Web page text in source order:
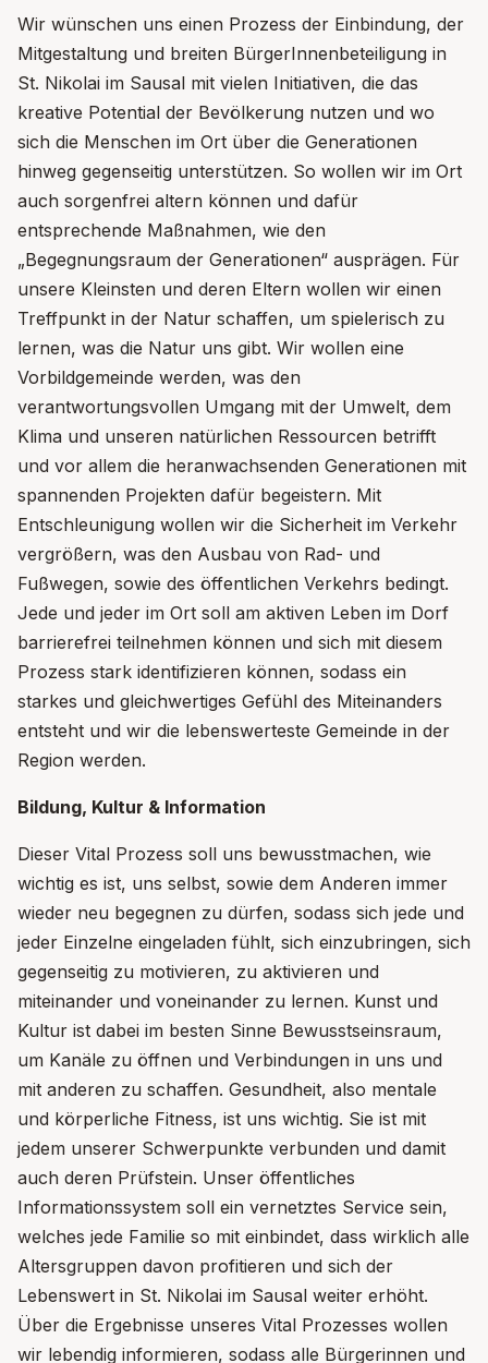
Wir wünschen uns einen Prozess der Einbindung, der
Mitgestaltung und breiten BürgerInnenbeteiligung in
St. Nikolai im Sausal mit vielen Initiativen, die das
kreative Potential der Bevölkerung nutzen und wo
sich die Menschen im Ort über die Generationen
hinweg gegenseitig unterstützen. So wollen wir im Ort
auch sorgenfrei altern können und dafür
entsprechende Maßnahmen, wie den
„Begegnungsraum der Generationen“ ausprägen. Für
unsere Kleinsten und deren Eltern wollen wir einen
Treffpunkt in der Natur schaffen, um spielerisch zu
lernen, was die Natur uns gibt. Wir wollen eine
Vorbildgemeinde werden, was den
verantwortungsvollen Umgang mit der Umwelt, dem
Klima und unseren natürlichen Ressourcen betrifft
und vor allem die heranwachsenden Generationen mit
spannenden Projekten dafür begeistern. Mit
Entschleunigung wollen wir die Sicherheit im Verkehr
vergrößern, was den Ausbau von Rad- und
Fußwegen, sowie des öffentlichen Verkehrs bedingt.
Jede und jeder im Ort soll am aktiven Leben im Dorf
barrierefrei teilnehmen können und sich mit diesem
Prozess stark identifizieren können, sodass ein
starkes und gleichwertiges Gefühl des Miteinanders
entsteht und wir die lebenswerteste Gemeinde in der
Region werden.
Bildung, Kultur & Information
Dieser Vital Prozess soll uns bewusstmachen, wie
wichtig es ist, uns selbst, sowie dem Anderen immer
wieder neu begegnen zu dürfen, sodass sich jede und
jeder Einzelne eingeladen fühlt, sich einzubringen, sich
gegenseitig zu motivieren, zu aktivieren und
miteinander und voneinander zu lernen. Kunst und
Kultur ist dabei im besten Sinne Bewusstseinsraum,
um Kanäle zu öffnen und Verbindungen in uns und
mit anderen zu schaffen. Gesundheit, also mentale
und körperliche Fitness, ist uns wichtig. Sie ist mit
jedem unserer Schwerpunkte verbunden und damit
auch deren Prüfstein. Unser öffentliches
Informationssystem soll ein vernetztes Service sein,
welches jede Familie so mit einbindet, dass wirklich alle
Altersgruppen davon profitieren und sich der
Lebenswert in St. Nikolai im Sausal weiter erhöht.
Über die Ergebnisse unseres Vital Prozesses wollen
wir lebendig informieren, sodass alle Bürgerinnen und